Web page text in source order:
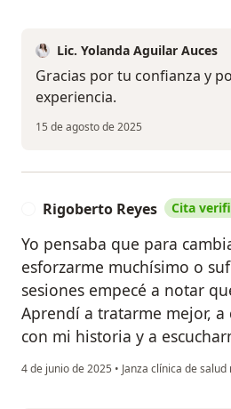
Lic. Yolanda Aguilar Auces
Gracias por tu confianza y
experiencia.
15 de agosto de 2025
Rigoberto Reyes Cita
Yo pensaba que para
esforzarme muchísimo o
sesiones empecé a notar
Aprendí a tratarme mejor,
con mi historia y a
4 de junio de 2025 • Janza clínica de